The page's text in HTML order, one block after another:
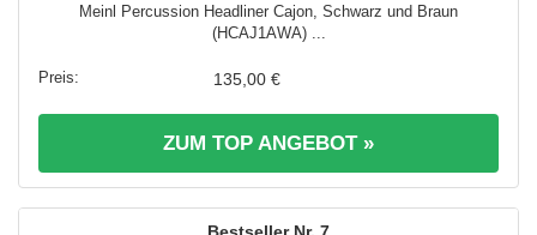
Meinl Percussion Headliner Cajon, Schwarz und Braun
(HCAJ1AWA) ...
135,00 €
ZUM TOP ANGEBOT »